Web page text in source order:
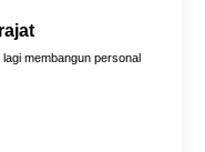
membangun personal